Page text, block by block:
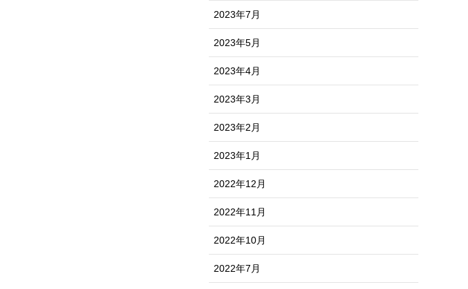
2023年7月
2023年5月
2023年4月
2023年3月
2023年2月
2023年1月
2022年12月
2022年11月
2022年10月
2022年7月